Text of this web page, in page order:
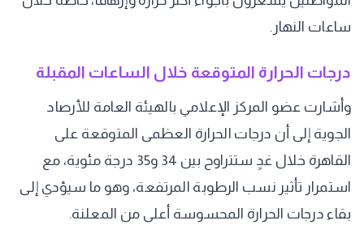
ساعات النهار.
درجات الحرارة المتوقعة خلال الساعات المقبلة
وأشارت عضو المركز الإعلامي بالهيئة العامة للأرصاد
الجوية إلى أن درجات الحرارة العظمى المتوقعة على
القاهرة خلال غدٍ ستتراوح بين 34 و35 درجة مئوية، مع
استمرار تأثير نسب الرطوبة المرتفعة، وهو ما سيؤدي إلى
بقاء درجات الحرارة المحسوسة أعلى من المعلنة.